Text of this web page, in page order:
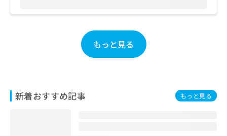
もっと見る
新着おすすめ記事 もっと見る
問
ら